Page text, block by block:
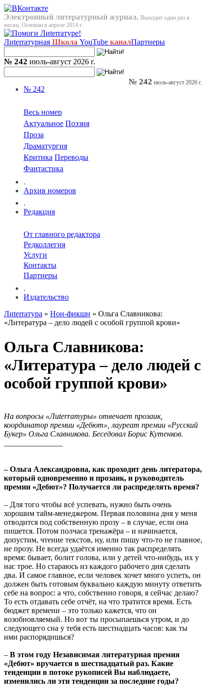
Электронный литературный журнал. Выходит один раз в
месяц. Основан в апреле 2014 г.
Лиterraтурная Школа YouTube каналПартнеры
№ 242 июль-август 2026 г.
№ 242
Весь номер
Актуальное Поэзия
Проза
Драматургия
Критика Переводы
Фантастика
.
Архив номеров
.
Редакция
От главного редактора
Редколлегия
Услуги
Контакты
Партнеры
.
Издательство
№ 242 июль-август 2026 г.
Лиterraтура » Нон-фикшн » Ольга Славникова:
«Литература – дело людей с особой группой крови»
Ольга Славникова:
«Литература – дело людей с
особой группой крови»
На вопросы «Лиterraтуры» отвечает прозаик,
координатор премии «Дебют», лауреат премии «Русский
Букер» Ольга Славникова. Беседовал Борис Кутенков.
– Ольга Александровна, как проходит день литератора,
который одновременно и прозаик, и руководитель
премии «Дебют»? Получается ли распределять время?
– Для того чтобы всё успевать, нужно быть очень
хорошим тайм-менеджером. Первая половина дня у меня
отводится под собственную прозу – в случае, если она
пишется. Потом полчаса тренажёра – и начинается,
допустим, чтение текстов, ну, или пишу что-то не главное,
не прозу. Не всегда удаётся именно так распределять
время: бывает, болит голова, или у детей что-нибудь, их у
нас трое. Но стараюсь из каждого рабочего дня сделать
два. И самое главное, если человек хочет много успеть, он
должен быть готовым буквально каждую минуту ответить
себе на вопрос: а что, собственно говоря, я сейчас делаю?
То есть отдавать себе отчёт, на что тратится время. Есть
бюджет времени – это только кажется, что он
возобновляемый. Но вот ты просыпаешься утром, и до
следующего сна у тебя есть шестнадцать часов: как ты
ими распорядишься?
– В этом году Независимая литературная премия
«Дебют» вручается в шестнадцатый раз. Какие
тенденции в потоке рукописей Вы наблюдаете,
изменились ли эти тенденции за последние годы?